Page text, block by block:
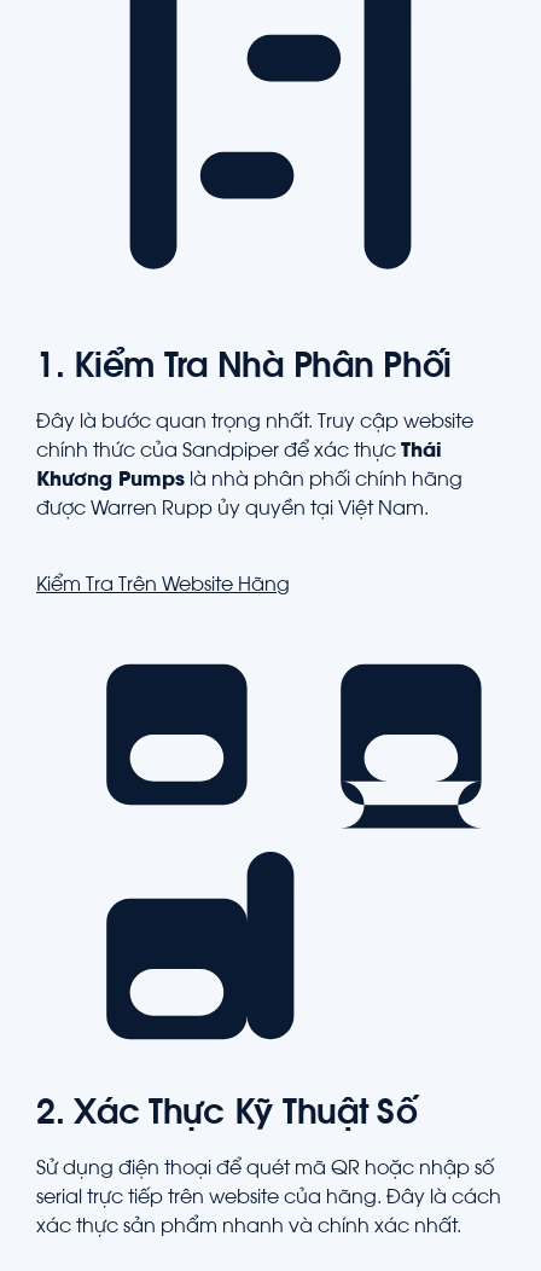
1. Kiểm Tra Nhà Phân Phối
Đây là bước quan trọng nhất. Truy cập website
chính thức của Sandpiper để xác thực Thái
Khương Pumps là nhà phân phối chính hãng
được Warren Rupp ủy quyền tại Việt Nam.
Kiểm Tra Trên Website Hãng
2. Xác Thực Kỹ Thuật Số
Sử dụng điện thoại để quét mã QR hoặc nhập số
serial trực tiếp trên website của hãng. Đây là cách
xác thực sản phẩm nhanh và chính xác nhất.